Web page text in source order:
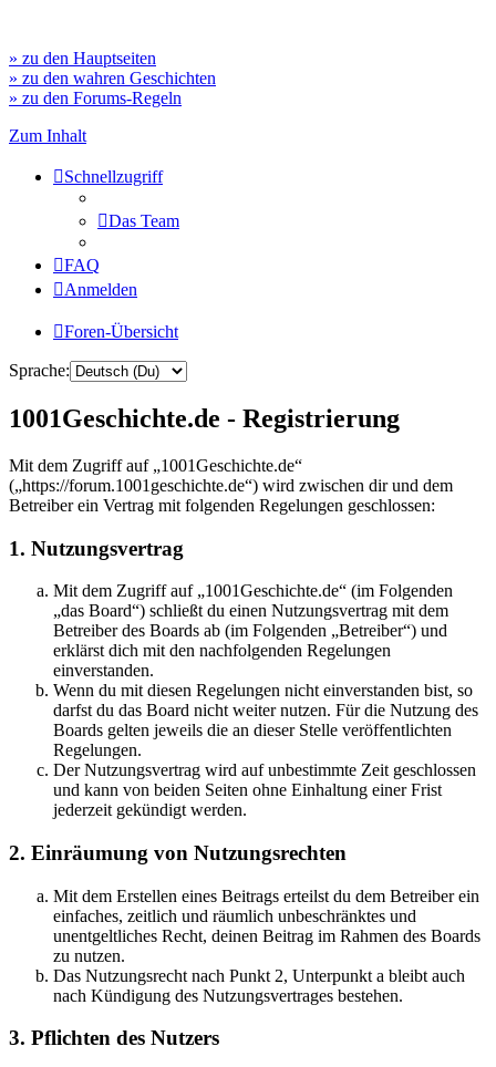
» zu den Hauptseiten
» zu den wahren Geschichten
» zu den Forums-Regeln
Zum Inhalt
Schnellzugriff
Das Team
FAQ
Anmelden
Foren-Übersicht
Sprache:
1001Geschichte.de - Registrierung
Mit dem Zugriff auf „1001Geschichte.de“
(„https://forum.1001geschichte.de“) wird zwischen dir und dem
Betreiber ein Vertrag mit folgenden Regelungen geschlossen:
1. Nutzungsvertrag
Mit dem Zugriff auf „1001Geschichte.de“ (im Folgenden
„das Board“) schließt du einen Nutzungsvertrag mit dem
Betreiber des Boards ab (im Folgenden „Betreiber“) und
erklärst dich mit den nachfolgenden Regelungen
einverstanden.
Wenn du mit diesen Regelungen nicht einverstanden bist, so
darfst du das Board nicht weiter nutzen. Für die Nutzung des
Boards gelten jeweils die an dieser Stelle veröffentlichten
Regelungen.
Der Nutzungsvertrag wird auf unbestimmte Zeit geschlossen
und kann von beiden Seiten ohne Einhaltung einer Frist
jederzeit gekündigt werden.
2. Einräumung von Nutzungsrechten
Mit dem Erstellen eines Beitrags erteilst du dem Betreiber ein
einfaches, zeitlich und räumlich unbeschränktes und
unentgeltliches Recht, deinen Beitrag im Rahmen des Boards
zu nutzen.
Das Nutzungsrecht nach Punkt 2, Unterpunkt a bleibt auch
nach Kündigung des Nutzungsvertrages bestehen.
3. Pflichten des Nutzers